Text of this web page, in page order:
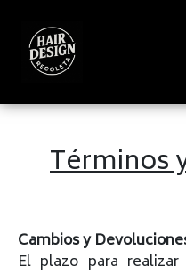
Términos
Cambios y
El plazo para